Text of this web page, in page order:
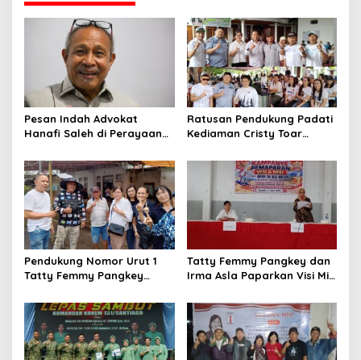
i
s
Pesan Indah Advokat
Hanafi Saleh di Perayaan
2026
Ratusan Pendukung Padati
Kediaman Cristy Toar
Dukungan Penuh Kepada
Calon Hukum Tua
Walantakan
Pendukung Nomor Urut 1
Tatty Femmy Pangkey
Saat Pemaparan Visi dan
Misi di Desa Waleure
Tatty Femmy Pangkey dan
Irma Asla Paparkan Visi Misi
Pemaparan di Balai Desa
Waleure